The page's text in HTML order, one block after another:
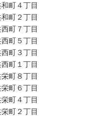
町４丁目
町２丁目
町７丁目
町５丁目
町３丁目
町１丁目
町８丁目
町６丁目
町４丁目
町２丁目